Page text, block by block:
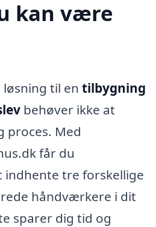
kan være
til en tilbygning
behøver ikke at
Med
får du
indhente tre forskellige
håndværkere i dit
sparer dig tid og